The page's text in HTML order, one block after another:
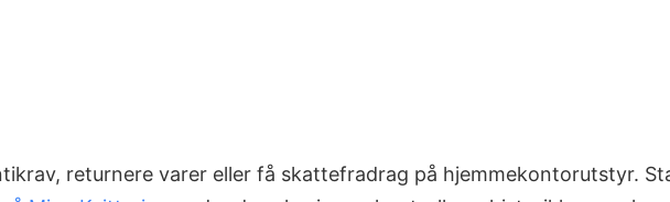
returnere varer eller få skattefradrag på hjemmekontorutstyr.